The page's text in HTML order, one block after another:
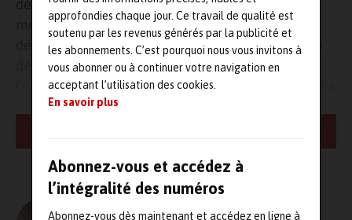
approfondies chaque jour. Ce travail de qualité est
soutenu par les revenus générés par la publicité et
les abonnements. C’est pourquoi nous vous invitons à
vous abonner ou à continuer votre navigation en
acceptant l’utilisation des cookies.
En savoir plus
Abonnez-vous et accédez à
l’intégralité des numéros
Abonnez-vous dès maintenant et accédez en ligne à
décembre. Le fabricant de technologies de
mesure et fournisseur de solutions IIoT entend
désormais jouer un rôle encore plus actif dans la
définition de l’orientation stratégique de
l’entreprise. Le réseau mondial des filiales de Wika
doit renforcer la vente et le service des solutions
mettra également à profit ses ressources en
recherche et développement pour collaborer avec
Asystom sur le développement continu de son
portefeuille.